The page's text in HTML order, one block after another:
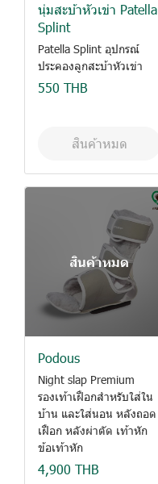
นุ่มสะบ้าหัวเข่า Patella
Splint
Patella Splint อุปกรณ์
ประคองลูกสะบ้าหัวเข่า
550 THB
สินค้าหมด
สินค้าหมด
Podous
Night slap Premium
รองเท้าเฝือกสำหรับใส่ใน
บ้าน และใส่นอน หลังถอด
เฝือก หลังผ่าตัด เท้าหัก
ข้อเท้าหัก
4,900 THB